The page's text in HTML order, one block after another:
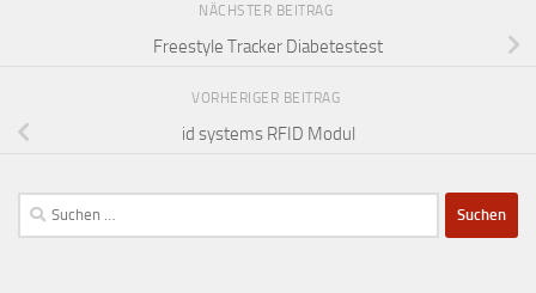
NÄCHSTER BEITRAG
Freestyle Tracker Diabetestest
VORHERIGER BEITRAG
id systems RFID Modul
Suchen
nach: